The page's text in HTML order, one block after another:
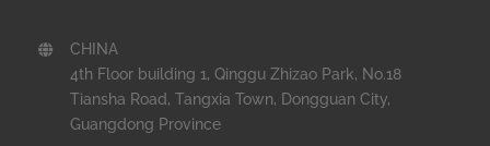
CHINA
4th Floor building 1, Qinggu Zhizao Park, No.18
Tiansha Road, Tangxia Town, Dongguan City,
Guangdong Province